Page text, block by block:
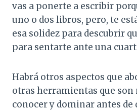
vas a ponerte a escribir
uno o dos libros, pero, te
esa solidez para descubrir
para sentarte ante una
Habrá otros aspectos que
otras herramientas que son
conocer y dominar antes de